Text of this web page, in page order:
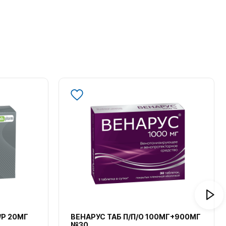
20МГ
ВЕНАРУС ТАБ П/П/О 100МГ+900МГ